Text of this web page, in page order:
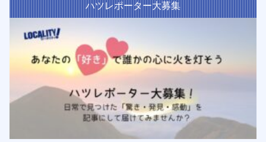
ハツレポーター大募集